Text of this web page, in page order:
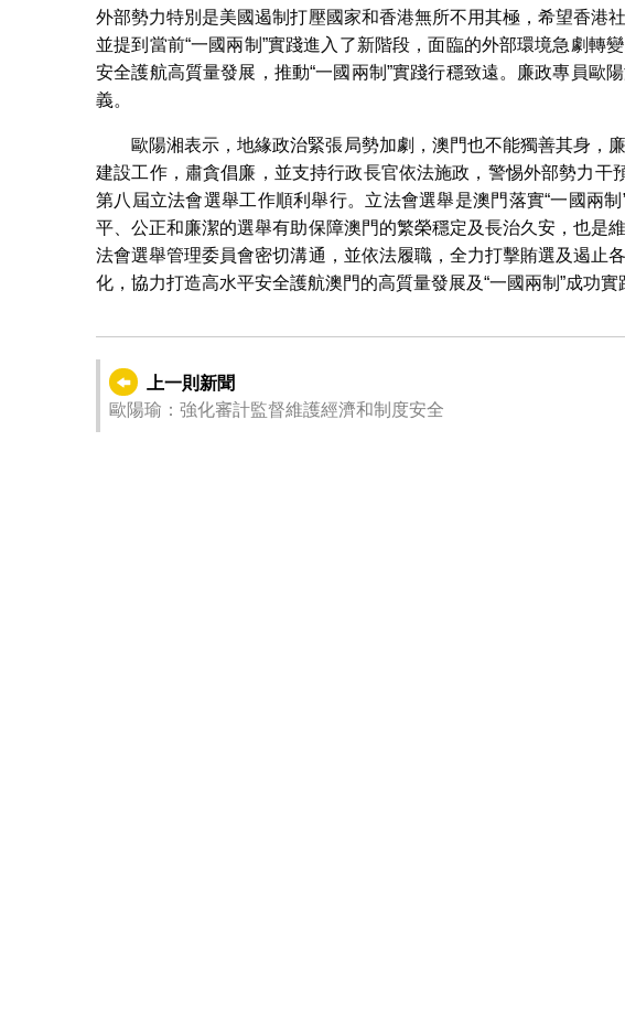
外部勢力特別是美國遏制打壓國家和香港無所不用其極，希望香港
並提到當前“一國兩制”實踐進入了新階段，面臨的外部環境急劇轉
安全護航高質量發展，推動“一國兩制”實踐行穩致遠。廉政專員歐
義。
歐陽湘表示，地緣政治緊張局勢加劇，澳門也不能獨善其身，
建設工作，肅貪倡廉，並支持行政長官依法施政，警惕外部勢力干
第八屆立法會選舉工作順利舉行。立法會選舉是澳門落實“一國兩
平、公正和廉潔的選舉有助保障澳門的繁榮穩定及長治久安，也是
法會選舉管理委員會密切溝通，並依法履職，全力打擊賄選及遏止
化，協力打造高水平安全護航澳門的高質量發展及“一國兩制”成功實
上一則新聞
歐陽瑜：強化審計監督維護經濟和制度安全